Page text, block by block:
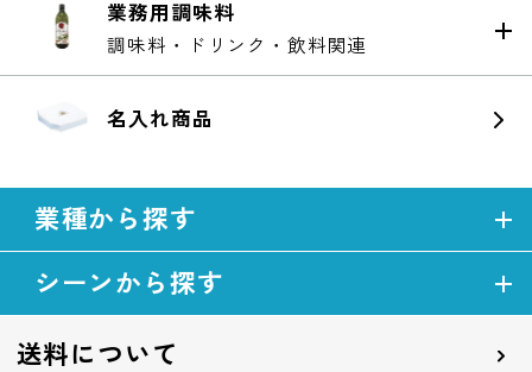
業務用調味料
調味料・ドリンク・飲料関連
名入れ商品
業種から探す
シーンから探す
送料について